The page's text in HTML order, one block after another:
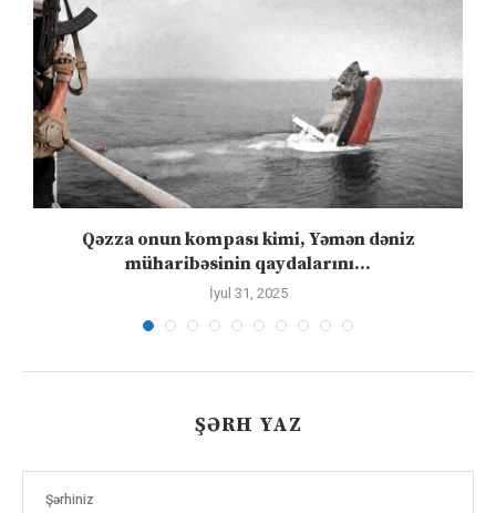
Qəzza onun kompası kimi, Yəmən dəniz
müharibəsinin qaydalarını...
İyul 31, 2025
ŞƏRH YAZ